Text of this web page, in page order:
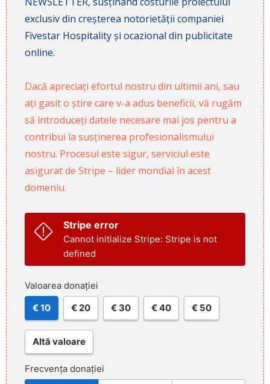
exclusiv din creșterea notorietății companiei
Fivestar Hospitality și ocazional din publicitate
online.
Dacă apreciați efortul nostru din ultimii ani, sau
ați gasit o știre care v-a adus beneficii, vă rugăm
să introduceți datele necesare mai jos pentru a
contribui la susținerea profesionalismului
nostru. Procesul este sigur, serviciul este
asigurat de Stripe – lider mondial în acest
domeniu.
Stripe error
Cannot initialize Stripe: Stripe is not
defined
Valoarea donației
€ 10 € 20 € 30 € 40 € 50
Altă valoare
Frecvența donației